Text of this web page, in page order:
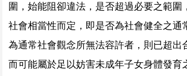
圍，始能阻卻違法，是否超過必要之範圍
社會相當性而定，即是否為社會健全之通
為通常社會觀念所無法容許者，則已超出
而可能屬於足以妨害未成年子女身體發育